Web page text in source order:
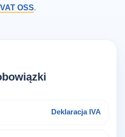
OSS.
Deklaracja IVA